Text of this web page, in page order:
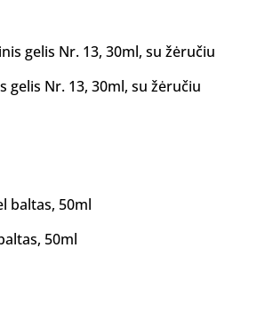
gelis Nr. 13, 30ml, su žėručiu
50ml